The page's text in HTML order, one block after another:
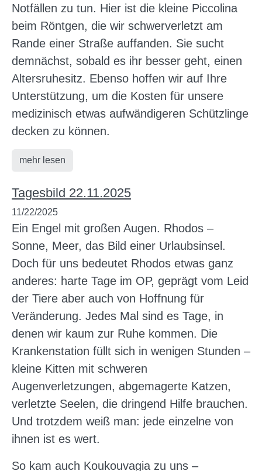
Notfällen zu tun. Hier ist die kleine Piccolina
beim Röntgen, die wir schwerverletzt am
Rande einer Straße auffanden. Sie sucht
demnächst, sobald es ihr besser geht, einen
Altersruhesitz. Ebenso hoffen wir auf Ihre
Unterstützung, um die Kosten für unsere
medizinisch etwas aufwändigeren Schützlinge
decken zu können.
mehr lesen
Tagesbild 22.11.2025
11/22/2025
Ein Engel mit großen Augen. Rhodos –
Sonne, Meer, das Bild einer Urlaubsinsel.
Doch für uns bedeutet Rhodos etwas ganz
anderes: harte Tage im OP, geprägt vom Leid
der Tiere aber auch von Hoffnung für
Veränderung. Jedes Mal sind es Tage, in
denen wir kaum zur Ruhe kommen. Die
Krankenstation füllt sich in wenigen Stunden –
kleine Kitten mit schweren
Augenverletzungen, abgemagerte Katzen,
verletzte Seelen, die dringend Hilfe brauchen.
Und trotzdem weiß man: jede einzelne von
ihnen ist es wert.
So kam auch Koukouvagia zu uns –